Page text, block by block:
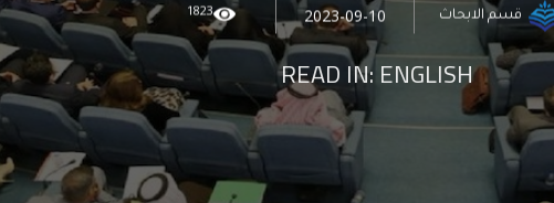
قسم الابحاث 2023-09-10
1823
READ IN:ENGLISH